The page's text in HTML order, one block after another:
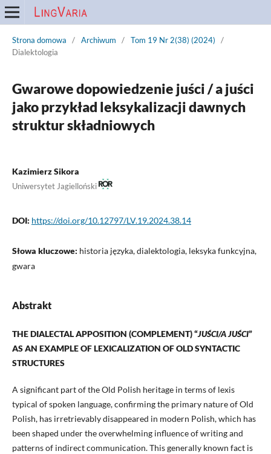
Strona domowa / Archiwum / Tom 19 Nr 2(38) (2024)
/
Dialektologia
Gwarowe dopowiedzenie juści / a juści
jako przykład leksykalizacji dawnych
struktur składniowych
Kazimierz Sikora
Uniwersytet Jagielloński
DOI: https://doi.org/10.12797/LV.19.2024.38.14
Słowa kluczowe: historia języka, dialektologia, leksyka funkcyjna,
gwara
Abstrakt
THE DIALECTAL APPOSITION (COMPLEMENT) “JUŚCI/A JUŚCI”
AS AN EXAMPLE OF LEXICALIZATION OF OLD SYNTACTIC
STRUCTURES
A significant part of the Old Polish heritage in terms of lexis
typical of spoken language, confirming the primary nature of Old
Polish, has irretrievably disappeared in modern Polish, which has
been shaped under the overwhelming influence of writing and
patterns of indirect communication. This generally known fact is